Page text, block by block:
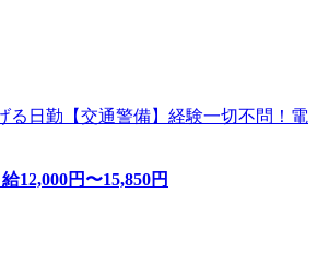
る日勤【交通警備】経験一切不問！電
給12,000円〜15,850円